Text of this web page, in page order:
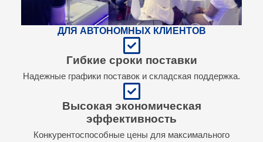
ДЛЯ АВТОНОМНЫХ КЛИЕНТОВ
Гибкие сроки поставки
Надежные графики поставок и складская поддержка.
Высокая экономическая
эффективность
Конкурентоспособные цены для максимального